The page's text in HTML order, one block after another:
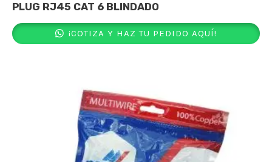
PLUG RJ45 CAT 6 BLINDADO
¡COTIZA Y HAZ TU PEDIDO AQUÍ!